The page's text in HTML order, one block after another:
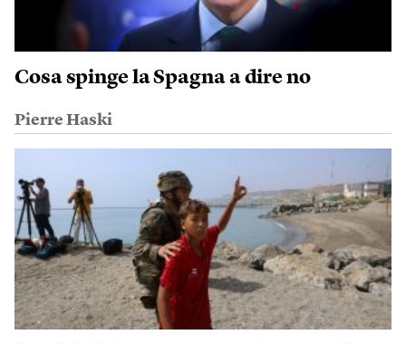
Cosa spinge la Spagna a dire no
Pierre Haski